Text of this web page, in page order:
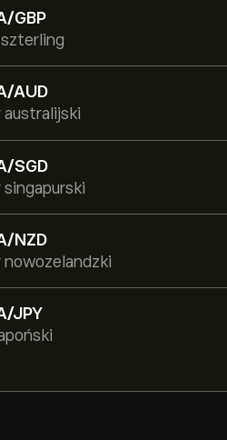
GBP
AUD
australijski
SGD
singapurski
NZD
nowozelandzki
JPY